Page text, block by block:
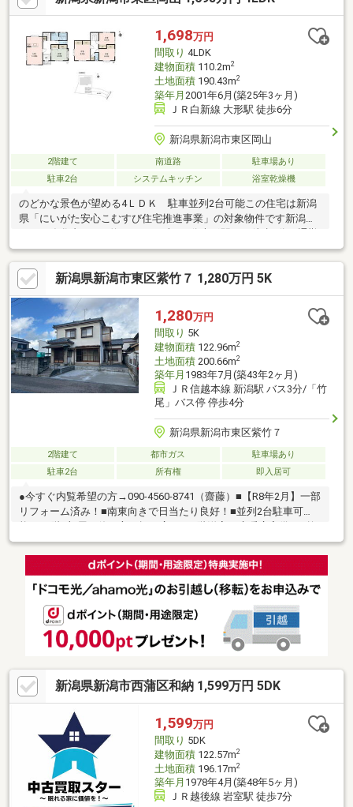
取引件数500件以上」の実績があるハーバーエステートになんで
1,698万円
間取り 4LDK
建物面積110.2m2
土地面積190.43m2
築年月 2001年6月(築25年3ヶ月)
ＪＲ白新線 大形駅 徒歩6分
新潟県新潟市東区岡山
2階建て 南道路
駐車場あり
駐車2台
システムキッチン 浴室乾燥機
のどかな景色が望める4ＬＤＫ 駐車並列2台可能この住宅は新潟
県「にいがた安心こむすび住宅推進事業」の対象物件です新潟バ
イパス逢谷内ICまで約1.2ｋｍ、車で3分大形駅まで徒歩6分、通勤
通学に便利な立地♪14.0帖のＬＤＫ人気の対面システムキッチンち
ょうどいい広さでゆったりと快適な時間を過ごせます♪水まわり機
器は全て新品に交換 充実のリフォーム入居後すぐに気持ち良く
お住まいいただけます！全居室6帖以上2面採光で明るく風通しの
良い空間2階洋室は子供部屋にも◎浴室には暖房乾燥機付きカビの
発生を抑え、一年中快適に入浴ができます♪
新潟県新潟市東区紫竹７ 1,280万円 5K
1,280万円
間取り 5K
建物面積122.96m2
土地面積200.66m2
築年月 1983年7月(築43年2ヶ月)
ＪＲ信越本線 新潟駅 バス3分/「竹
尾」バス停 停歩4分
新潟県新潟市東区紫竹７
2階建て 都市ガス
駐車場あり
駐車2台
所有権 即入居可
●今すぐ内覧希望の方→090-4560-8741（齋藤）■【R8年2月】一部
リフォーム済み！■南東向きで日当たり良好！■並列2台駐車可
尾ICまで車で3分！お車のアクセス抜群♪■スーパー・ドラッグスト
ア・コンビニ徒歩10分以内≪リフォーム内容≫ユニットバス交
換、トイレ（1階・2階）交換、洗面化粧台交換、畳表替え、障
子・網戸張替え、1階天壁クロス張替え、駐車スペース拡張（2台
ｍ)・新潟市立木戸中学校：徒歩27分(2170ｍ)※多少差異あり
新潟県新潟市西蒲区和納 1,599万円 5DK
1,599万円
間取り 5DK
建物面積122.57m2
土地面積196.17m2
築年月 1978年4月(築48年5ヶ月)
ＪＲ越後線 岩室駅 徒歩7分